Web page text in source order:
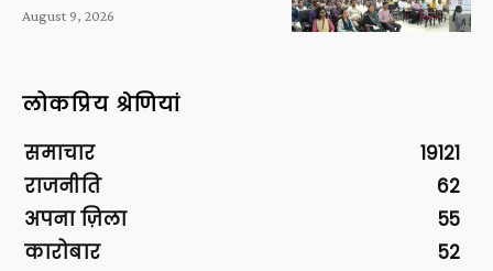
August 9, 2026
लोकप्रिय श्रेणियां
समाचार
19121
राजनीति
62
अपना ज़िला
55
कारोबार
52